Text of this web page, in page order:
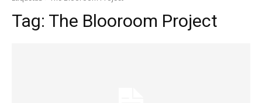
Tag: The Blooroom Project